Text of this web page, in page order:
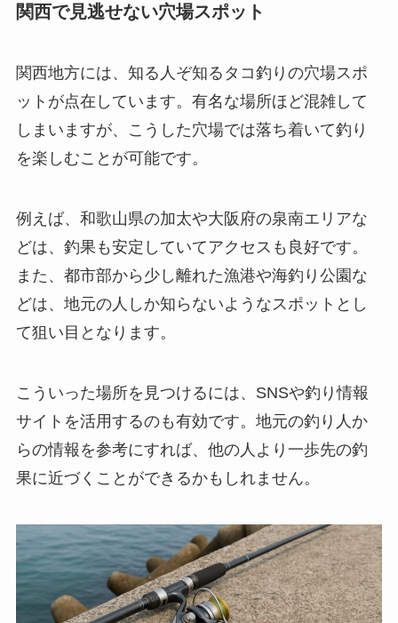
関西で見逃せない穴場スポット
関西地方には、知る人ぞ知るタコ釣りの穴場スポ
ットが点在しています。有名な場所ほど混雑して
しまいますが、こうした穴場では落ち着いて釣り
を楽しむことが可能です。
例えば、和歌山県の加太や大阪府の泉南エリアな
どは、釣果も安定していてアクセスも良好です。
また、都市部から少し離れた漁港や海釣り公園な
どは、地元の人しか知らないようなスポットとし
て狙い目となります。
こういった場所を見つけるには、SNSや釣り情報
サイトを活用するのも有効です。地元の釣り人か
らの情報を参考にすれば、他の人より一歩先の釣
果に近づくことができるかもしれません。